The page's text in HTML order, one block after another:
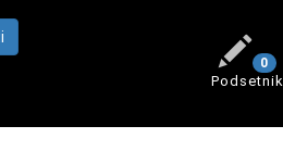
0
Podsetnik